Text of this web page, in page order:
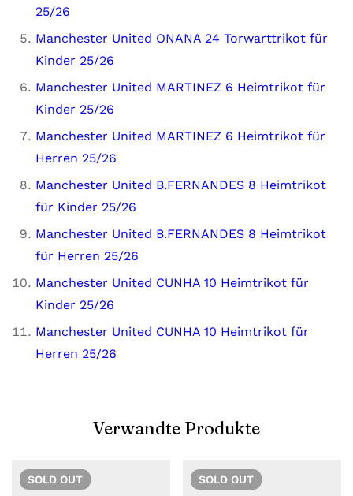
25/26
Manchester United ONANA 24 Torwarttrikot für
Kinder 25/26
Manchester United MARTINEZ 6 Heimtrikot für
Kinder 25/26
Manchester United MARTINEZ 6 Heimtrikot für
Herren 25/26
Manchester United B.FERNANDES 8 Heimtrikot
für Kinder 25/26
Manchester United B.FERNANDES 8 Heimtrikot
für Herren 25/26
Manchester United CUNHA 10 Heimtrikot für
Kinder 25/26
Manchester United CUNHA 10 Heimtrikot für
Herren 25/26
Verwandte Produkte
SOLD OUT SOLD OUT